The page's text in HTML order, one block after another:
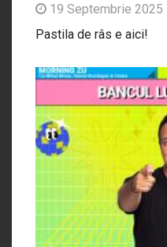
19 Septembrie 2025
Pastila de râs e aici!